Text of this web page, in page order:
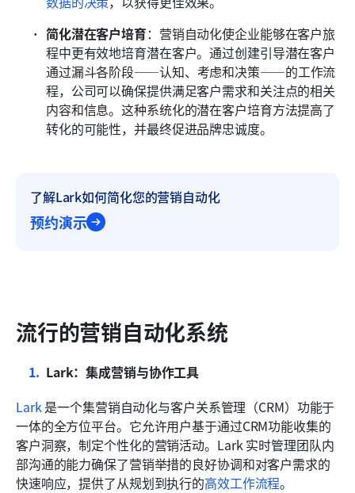
简化潜在客户培育：营销自动化使企业能够在客户旅
程中更有效地培育潜在客户。通过创建引导潜在客户
通过漏斗各阶段——认知、考虑和决策——的工作流
程，公司可以确保提供满足客户需求和关注点的相关
内容和信息。这种系统化的潜在客户培育方法提高了
转化的可能性，并最终促进品牌忠诚度。
了解Lark如何简化您的营销自动化
预约演示
流行的营销自动化系统
Lark：集成营销与协作工具
Lark 是一个集营销自动化与客户关系管理（CRM）功能于
一体的全方位平台。它允许用户基于通过CRM功能收集的
客户洞察，制定个性化的营销活动。Lark 实时管理团队内
部沟通的能力确保了营销举措的良好协调和对客户需求的
快速响应，提供了从规划到执行的高效工作流程。